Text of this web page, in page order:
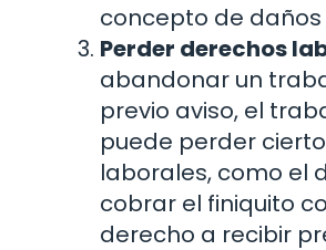
concepto de daños
Perder derechos
abandonar un
previo aviso, el
puede perder
laborales, como el
cobrar el finiquito
derecho a recibir